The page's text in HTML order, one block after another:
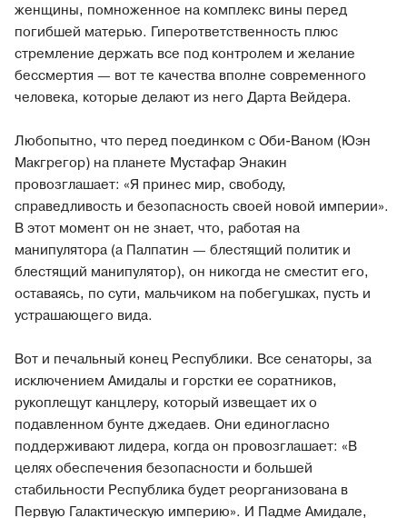
женщины, помноженное на комплекс вины перед
погибшей матерью. Гиперответственность плюс
стремление держать все под контролем и желание
бессмертия — вот те качества вполне современного
человека, которые делают из него Дарта Вейдера.
Любопытно, что перед поединком с Оби-Ваном (Юэн
Макгрегор) на планете Мустафар Энакин
провозглашает: «Я принес мир, свободу,
справедливость и безопасность своей новой империи».
В этот момент он не знает, что, работая на
манипулятора (а Палпатин — блестящий политик и
блестящий манипулятор), он никогда не сместит его,
оставаясь, по сути, мальчиком на побегушках, пусть и
устрашающего вида.
Вот и печальный конец Республики. Все сенаторы, за
исключением Амидалы и горстки ее соратников,
рукоплещут канцлеру, который извещает их о
подавленном бунте джедаев. Они единогласно
поддерживают лидера, когда он провозглашает: «В
целях обеспечения безопасности и большей
стабильности Республика будет реорганизована в
Первую Галактическую империю». И Падме Амидале,